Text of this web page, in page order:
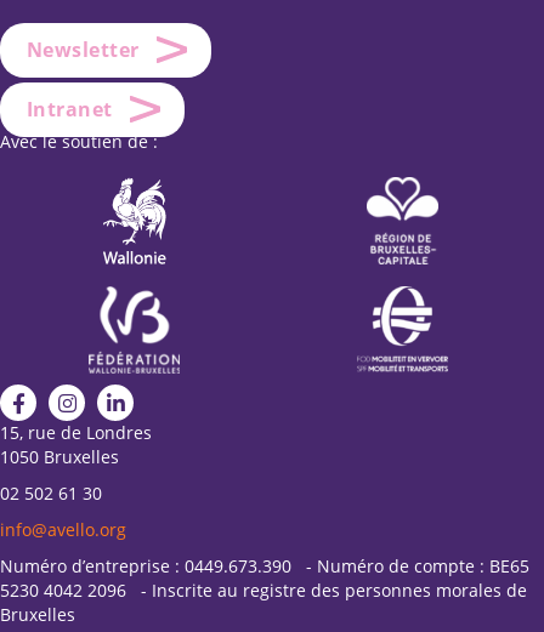
Newsletter
Intranet
Avec le soutien de :
15, rue de Londres
1050 Bruxelles
02 502 61 30
info@avello.org
Numéro d’entreprise : 0449.673.390 - Numéro de compte : BE65
5230 4042 2096 - Inscrite au registre des personnes morales de
Bruxelles